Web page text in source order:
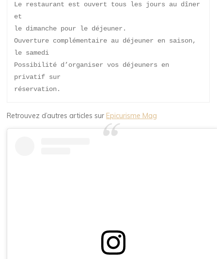
Le restaurant est ouvert tous les jours au dîner
et
le dimanche pour le déjeuner.
Ouverture complémentaire au déjeuner en saison,
le samedi
Possibilité d’organiser vos déjeuners en
privatif sur
réservation.
Retrouvez d’autres articles sur Epicurisme Mag